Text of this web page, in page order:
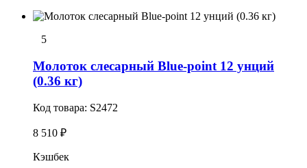
5
Молоток слесарный Blue-point 12 унций
(0.36 кг)
Код товара: S2472
8 510 ₽
Кэшбек